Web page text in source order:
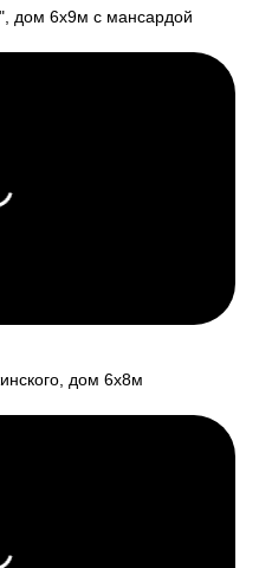
дом 6х9м с мансардой
дом 6х8м